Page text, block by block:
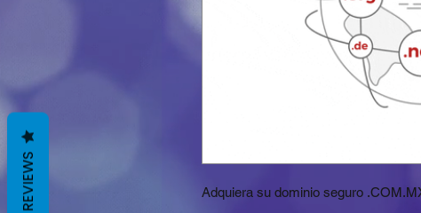
Adquiera su dominio seguro
REVIEWS